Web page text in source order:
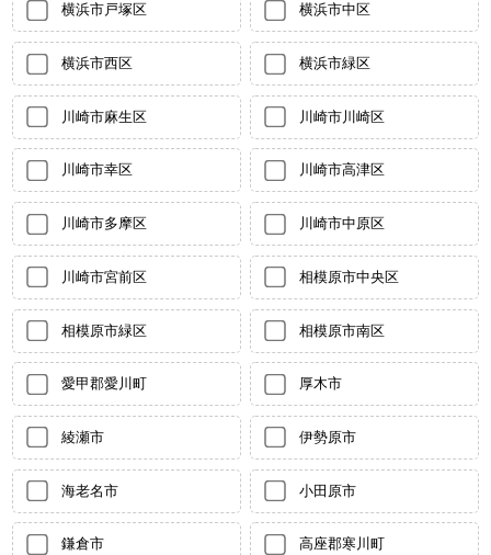
横浜市戸塚区 横浜市中区
横浜市西区 横浜市緑区
川崎市麻生区 川崎市川崎区
川崎市幸区 川崎市高津区
川崎市多摩区 川崎市中原区
川崎市宮前区 相模原市中央区
相模原市緑区 相模原市南区
愛甲郡愛川町 厚木市
綾瀬市 伊勢原市
海老名市 小田原市
鎌倉市 高座郡寒川町